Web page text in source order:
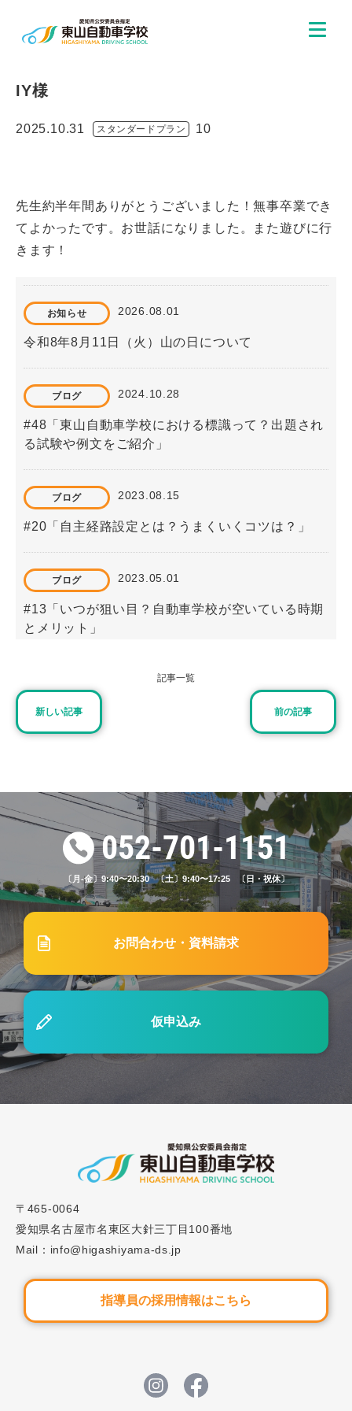
IY様
2025.10.31 スタンダードプラン 10
先生約半年間ありがとうございました！無事卒業でき
てよかったです。お世話になりました。また遊びに行
きます！
お知らせ 2026.08.01
令和8年8月11日（火）山の日について
ブログ 2024.10.28
#48「東山自動車学校における標識って？出題され
る試験や例文をご紹介」
ブログ 2023.08.15
#20「自主経路設定とは？うまくいくコツは？」
ブログ 2023.05.01
#13「いつが狙い目？自動車学校が空いている時期
とメリット」
2024.10.14
#47「学科試験で出題される標識・標示問題とは？
標識と標示の種類と覚え方をご紹介」
#11「自動車学校に通う時の服装はどこまで許され
る？【ネイル・スカート・カラコン】」
ブログ 2023.05.15
#14「自動車学校の応急救護！教習の流れや内容を
紹介」
お知らせ 2026.08.01
夏季休暇のお知らせ
2026.06.08
夏の短期集中スピードプランについて
新しい記事
記事一覧
前の記事
052-701-1151
〔月-金〕9:40〜20:30 〔土〕9:40〜17:25 〔日・祝休〕
お問合わせ・資料請求
仮申込み
〒465-0064
愛知県名古屋市名東区大針三丁目100番地
Mail：info@higashiyama-ds.jp
指導員の採用情報はこちら